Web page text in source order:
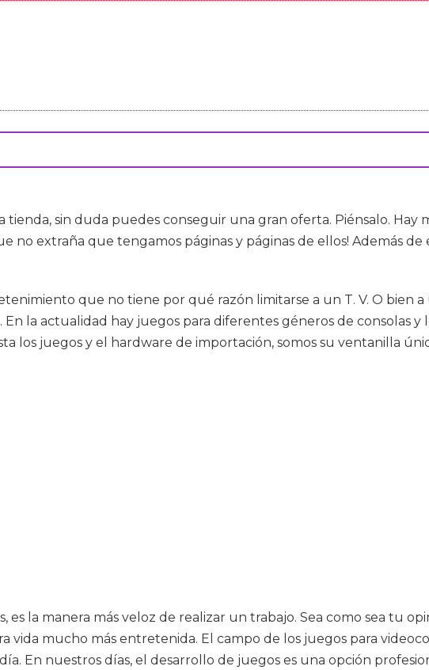
tienda, sin duda puedes conseguir una gran oferta. Piénsalo. Hay
no extraña que tengamos páginas y páginas de ellos! Además
que no tiene por qué razón limitarse a un T. V. O bien
la actualidad hay juegos para diferentes géneros de consolas y
los juegos y el hardware de importación, somos su ventanilla
es la manera más veloz de realizar un trabajo. Sea como sea tu
vida mucho más entretenida. El campo de los juegos para
En nuestros días, el desarrollo de juegos es una opción